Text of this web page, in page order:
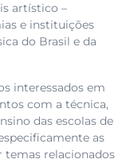
artístico –
e instituições
do Brasil e da
interessados em
com a técnica,
das escolas de
as
temas relacionados